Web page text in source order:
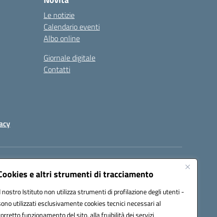
e altri strumenti di tracciamento
nostro Istituto non utilizza strumenti di profilazione degli utenti -
utilizzati esclusivamente cookies tecnici necessari al
funzionamento del sito, alla fruibilità dei servizi
Le notizie
Calendario eventi
Albo online
Giornale digitale
Contatti
certificata (PEC): peic82000d@pec.istruzione.it